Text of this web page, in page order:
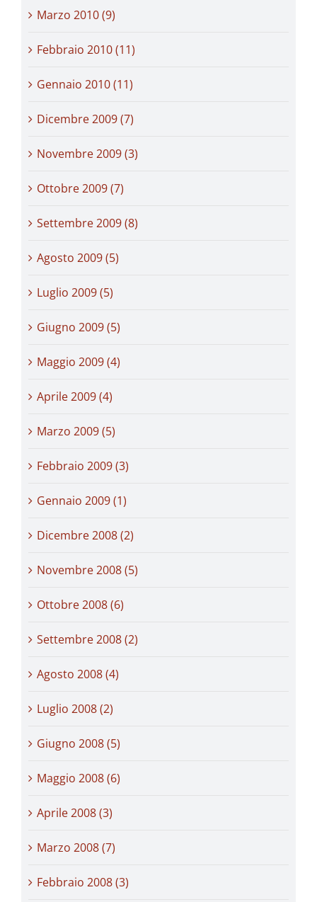
Marzo 2010 (9)
Febbraio 2010 (11)
Gennaio 2010 (11)
Dicembre 2009 (7)
Novembre 2009 (3)
Ottobre 2009 (7)
Settembre 2009 (8)
Agosto 2009 (5)
Luglio 2009 (5)
Giugno 2009 (5)
Maggio 2009 (4)
Aprile 2009 (4)
Marzo 2009 (5)
Febbraio 2009 (3)
Gennaio 2009 (1)
Dicembre 2008 (2)
Novembre 2008 (5)
Ottobre 2008 (6)
Settembre 2008 (2)
Agosto 2008 (4)
Luglio 2008 (2)
Giugno 2008 (5)
Maggio 2008 (6)
Aprile 2008 (3)
Marzo 2008 (7)
Febbraio 2008 (3)